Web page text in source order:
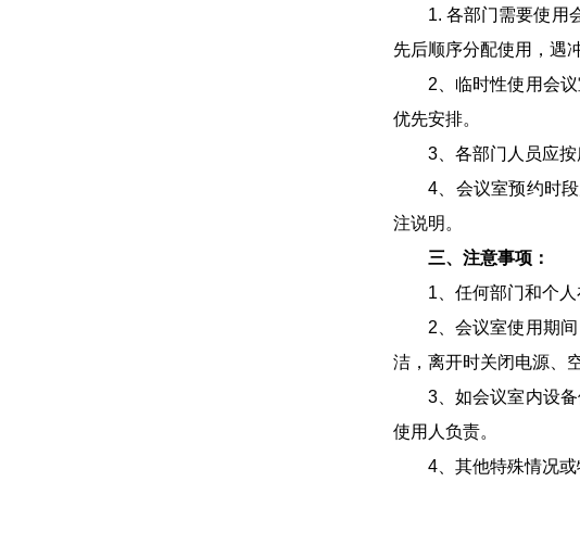
1. 各部门需要使用
先后顺序分配使用，遇
2、临时性使用会
优先安排。
3、各部门人员应
4、会议室预约时
注说明。
三、注意事项：
1、任何部门和个
2、会议室使用期
洁，离开时关闭电源、
3、如会议室内设
使用人负责。
4、其他特殊情况